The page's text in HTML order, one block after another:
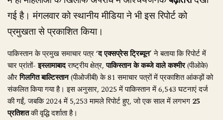
गई है। मंगलवार को स्थानीय मीडिया ने भी इस रिपोर्ट को
प्रमुखता से प्रकाशित किया।
पाकिस्तान के प्रमुख समाचार पत्र‘द एक्सप्रेस ट्रिब्यून’ने बताया कि रिपोर्ट में
चार प्रांतों-इस्लामाबादराष्ट्रीय क्षेत्र,पाकिस्तान के कब्जे वाले कश्मीर(पीओके)
औरगिलगित बाल्टिस्तान(पीओजीबी) के 81 समाचार पत्रों में प्रकाशित आंकड़ों को
संकलित किया गया है। इस अनुसार, 2025 में पाकिस्तान में 6,543 घटनाएं दर्ज
की गईं, जबकि 2024 में 5,253 मामले रिपोर्ट हुए, जो एक साल में लगभग 25
प्रतिशतकी वृद्धि दर्शाता है।